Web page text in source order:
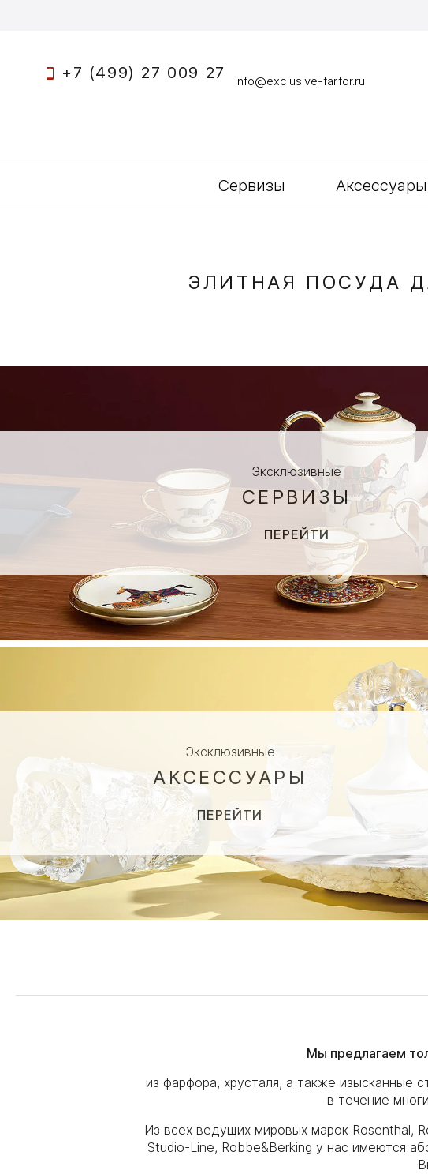
+7 (499) 27 009 27 info@exclusive-farfor.ru
Сервизы Аксессуары
ЭЛИТНАЯ ПОСУДА
Эксклюзивные
СЕРВИЗЫ
ПЕРЕЙТИ
Эксклюзивные
АКСЕССУАРЫ
ПЕРЕЙТИ
Мы предлагаем
из фарфора, хрусталя, а также изысканные
в течение
Из всех ведущих мировых марок Rosenthal,
Studio-Line, Robbe&Berking у нас имеются